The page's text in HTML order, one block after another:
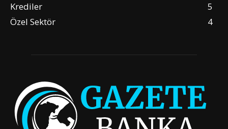
Krediler
5
Özel Sektör
4